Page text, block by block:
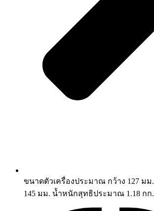
ขนาดตัวเครื่องประมาณ กว้าง 127 มม
145 มม. น้ำหนักสุทธิประมาณ 1.18 กก.